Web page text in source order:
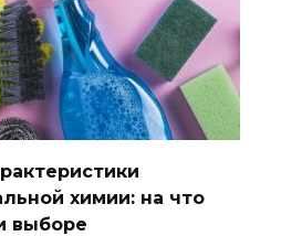
химии: на что
выборе